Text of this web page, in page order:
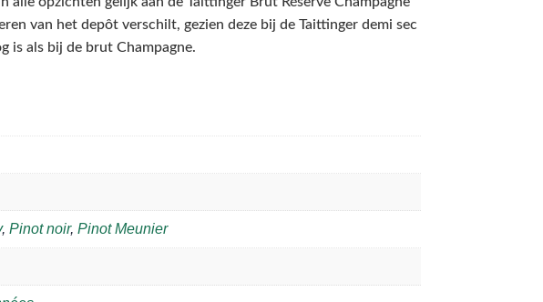
van het depôt verschilt, gezien deze bij de Taittinger demi sec
is als bij de brut Champagne.
, Pinot noir, Pinot Meunier